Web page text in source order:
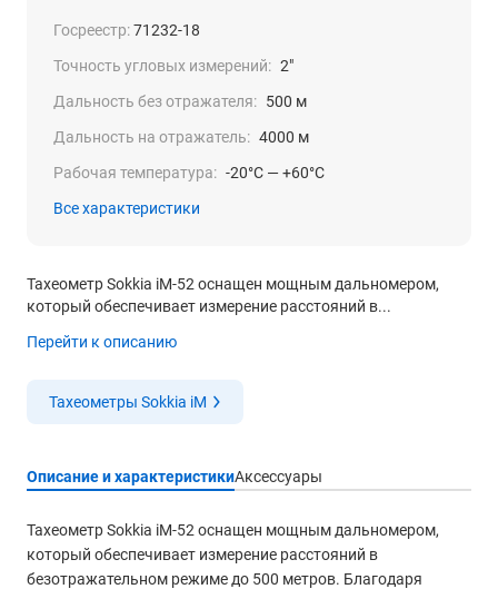
Госреестр:71232-18
Точность угловых измерений: 2"
Дальность без отражателя: 500 м
Дальность на отражатель: 4000 м
Рабочая температура: -20°C — +60°C
Все характеристики
Тахеометр Sokkia iM-52 оснащен мощным дальномером,
который обеспечивает измерение расстояний в...
Перейти к описанию
Тахеометры Sokkia iM
Описание и характеристикиАксессуары
Тахеометр Sokkia iM-52 оснащен мощным дальномером,
который обеспечивает измерение расстояний в
безотражательном режиме до 500 метров. Благодаря